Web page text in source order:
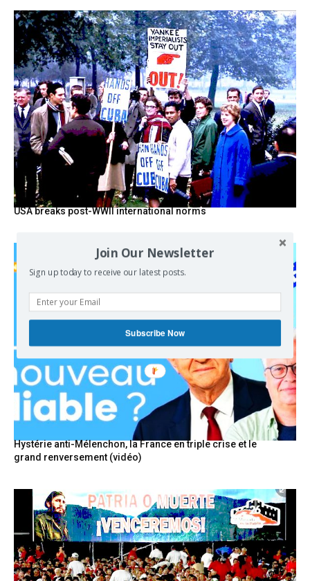
USA breaks post-WWII international norms
Hystérie anti-Mélenchon, la France en triple crise et le
grand renversement (vidéo)
Join Our Newsletter
Sign up today to receive our latest posts.
Subscribe Now